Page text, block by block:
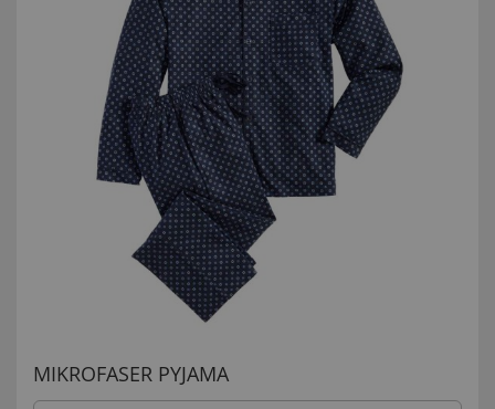
MIKROFASER PYJAMA